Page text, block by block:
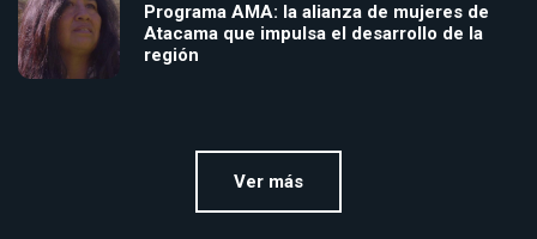
Programa AMA: la alianza de mujeres de
Atacama que impulsa el desarrollo de la
región
Ver más